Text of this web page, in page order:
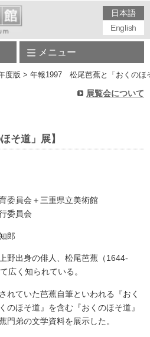
日本語
English
メニュー
度版 > 年報1997 松尾芭蕉と「おくのほ
展覧会について
そ道」展】
委員会＋三重県立美術館
委員会
郎
野出身の俳人、松尾芭蕉（1644‐
広く知られている。
ていた芭蕉自筆といわれる『おく
のほそ道』を含む『おくのほそ道』
門弟の文学資料を展示した。